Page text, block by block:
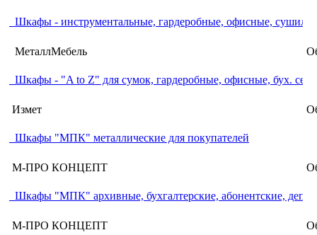
Шкафы - инструментальные, гардеробные, офисные,
МеталлМебель
Шкафы - "A to Z" для сумок, гардеробные, офисные, бух.
Измет
Шкафы "МПК" металлические для покупателей
М-ПРО КОНЦЕПТ
Шкафы "МПК" архивные, бухгалтерские, абонентские,
М-ПРО КОНЦЕПТ